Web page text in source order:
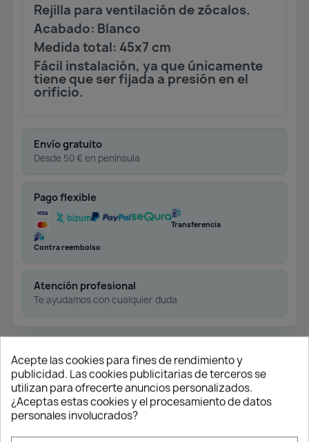
Rejilla para ventilación de zócalos.
Acabado: Blanco
Medida total: 45x7 cm
Fácil instalación, ya que únicamente
tiene que ser fijada a presión en el
orificio.
Envío gratuito
Desde 50 € en península
Pago flexible
Transferencia
Contra reembolso
Atención profesional
Te ayudamos con cualquier duda
Detalles del producto
Acepte las cookies para fines de rendimiento y
publicidad. Las cookies publicitarias de terceros se
utilizan para ofrecerte anuncios personalizados.
¿Aceptas estas cookies y el procesamiento de datos
personales involucrados?